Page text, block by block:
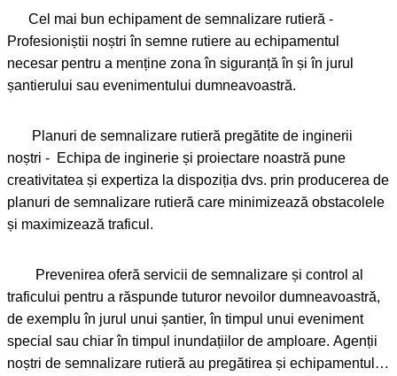
Cel mai bun echipament de semnalizare rutieră -
Profesioniștii noștri în semne rutiere au echipamentul
necesar pentru a menține zona în siguranță în și în jurul
șantierului sau evenimentului dumneavoastră.
noștri - Echipa de inginerie și proiectare noastră pune
creativitatea și expertiza la dispoziția dvs. prin producerea de
planuri de semnalizare rutieră care minimizează obstacolele
și maximizează traficul.
traficului pentru a răspunde tuturor nevoilor dumneavoastră,
de exemplu în jurul unui șantier, în timpul unui eveniment
special sau chiar în timpul inundațiilor de amploare. Agenții
noștri de semnalizare rutieră au pregătirea și echipamentul